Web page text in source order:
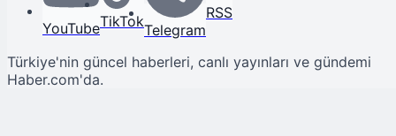
YouTubeTikTokTelegram
RSS
Türkiye'nin güncel haberleri, canlı yayınları ve gündemi
Haber.com'da.